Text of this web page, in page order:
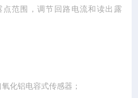
范围，调节回路电流和读出露
化铝电容式传感器；